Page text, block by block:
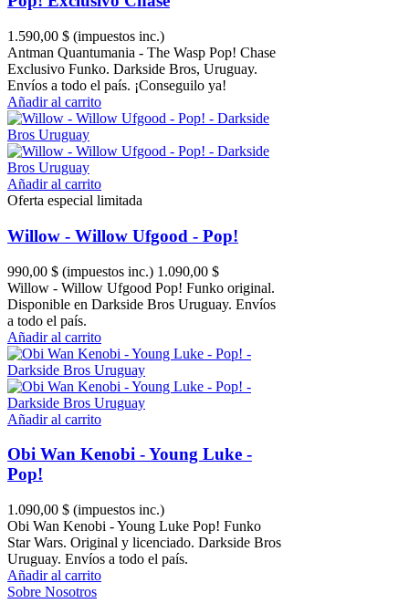
1.590,00 $ (impuestos inc.)
Antman Quantumania - The Wasp Pop! Chase
Exclusivo Funko. Darkside Bros, Uruguay.
Envíos a todo el país. ¡Conseguilo ya!
Añadir al carrito
Añadir al carrito
Oferta especial limitada
Willow - Willow Ufgood - Pop!
990,00 $ (impuestos inc.) 1.090,00 $
Willow - Willow Ufgood Pop! Funko original.
Disponible en Darkside Bros Uruguay. Envíos
a todo el país.
Añadir al carrito
Añadir al carrito
Obi Wan Kenobi - Young Luke -
Pop!
1.090,00 $ (impuestos inc.)
Obi Wan Kenobi - Young Luke Pop! Funko
Star Wars. Original y licenciado. Darkside Bros
Uruguay. Envíos a todo el país.
Añadir al carrito
Sobre Nosotros